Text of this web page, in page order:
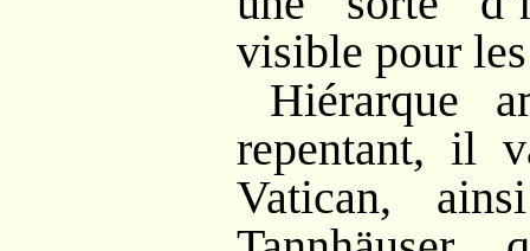
visible pour
Hiérarque
repentant, il
Vatican,